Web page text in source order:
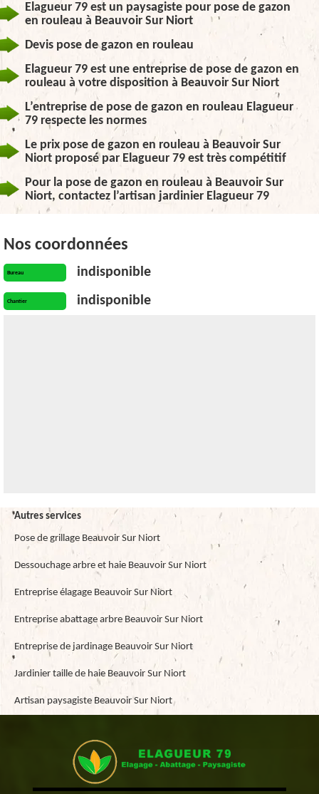
Elagueur 79 est un paysagiste pour pose de gazon
en rouleau à Beauvoir Sur Niort
Devis pose de gazon en rouleau
Elagueur 79 est une entreprise de pose de gazon en
rouleau à votre disposition à Beauvoir Sur Niort
L’entreprise de pose de gazon en rouleau Elagueur
79 respecte les normes
Le prix pose de gazon en rouleau à Beauvoir Sur
Niort proposé par Elagueur 79 est très compétitif
Pour la pose de gazon en rouleau à Beauvoir Sur
Niort, contactez l’artisan jardinier Elagueur 79
Nos coordonnées
Bureau indisponible
Chantier indisponible
Autres services
Pose de grillage Beauvoir Sur Niort
Dessouchage arbre et haie Beauvoir Sur Niort
Entreprise élagage Beauvoir Sur Niort
Entreprise abattage arbre Beauvoir Sur Niort
Entreprise de jardinage Beauvoir Sur Niort
Jardinier taille de haie Beauvoir Sur Niort
Artisan paysagiste Beauvoir Sur Niort